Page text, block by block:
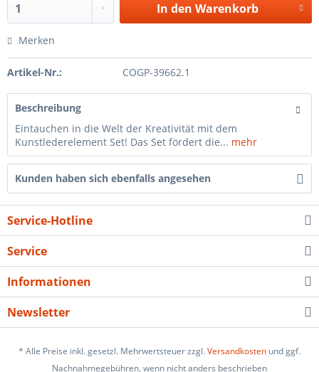
In den Warenkorb
Merken
Artikel-Nr.: COGP-39662.1
Beschreibung
Eintauchen in die Welt der Kreativität mit dem
Kunstlederelement Set! Das Set fördert die... mehr
Kunden haben sich ebenfalls angesehen
Service-Hotline
Service
Informationen
Newsletter
* Alle Preise inkl. gesetzl. Mehrwertsteuer zzgl.Versandkosten und ggf.
Nachnahmegebühren, wenn nicht anders beschrieben